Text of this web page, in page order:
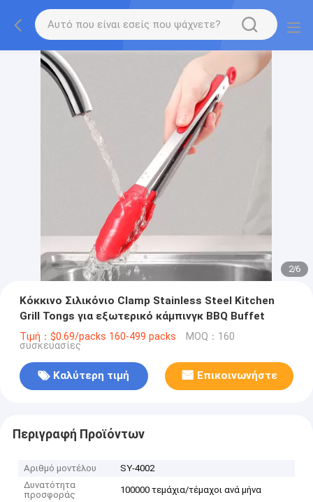
2/6
Κόκκινο Σιλικόνιο Clamp Stainless Steel Kitchen
Grill Tongs για εξωτερικό κάμπινγκ BBQ Buffet
Τιμή：$0.69/packs 160-499 packs MOQ：160
συσκευασίες
Καλύτερη τιμή Επικοινωνήστε
Περιγραφή Προϊόντων
Αριθμό μοντέλου
SY-4002
Δυνατότητα
προσφοράς
100000 τεμάχια/τέμαχοι ανά μήνα